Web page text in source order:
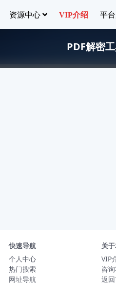
资源中心 VIP介绍 平
PDF解密
快速导航
个人中心
热门搜索
网址导航
关
VIP
咨
返